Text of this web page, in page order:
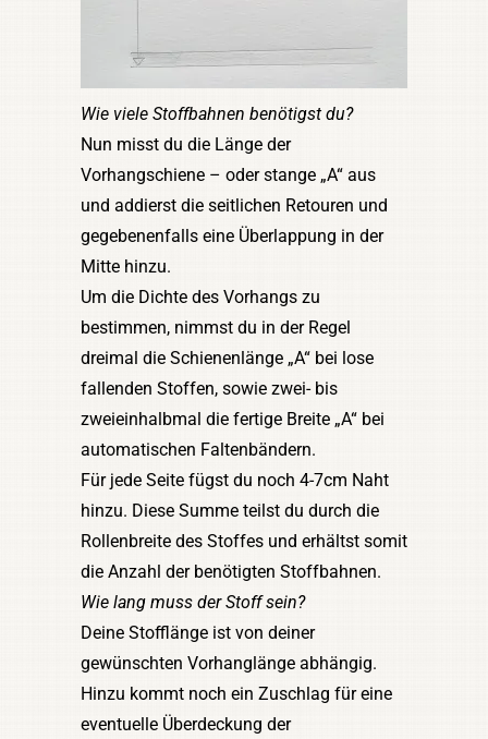
Wie viele Stoffbahnen benötigst du?
Nun misst du die Länge der
Vorhangschiene – oder stange „A“ aus
und addierst die seitlichen Retouren und
gegebenenfalls eine Überlappung in der
Mitte hinzu.
Um die Dichte des Vorhangs zu
bestimmen, nimmst du in der Regel
dreimal die Schienenlänge „A“ bei lose
fallenden Stoffen, sowie zwei- bis
zweieinhalbmal die fertige Breite „A“ bei
automatischen Faltenbändern.
Für jede Seite fügst du noch 4-7cm Naht
hinzu. Diese Summe teilst du durch die
Rollenbreite des Stoffes und erhältst somit
die Anzahl der benötigten Stoffbahnen.
Wie lang muss der Stoff sein?
Deine Stofflänge ist von deiner
gewünschten Vorhanglänge abhängig.
Hinzu kommt noch ein Zuschlag für eine
eventuelle Überdeckung der